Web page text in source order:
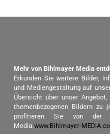
Mehr von Bihlmayer Media
Erkunden Sie weitere Bilder,
und Mediengestaltung auf
Übersicht über unser
themenbezogenen Bildern zu
profitieren Sie von der
Media.www.Bihlmayer-